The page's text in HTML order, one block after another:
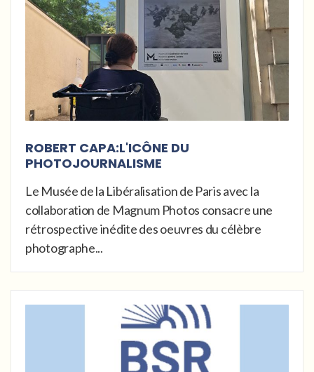
ROBERT CAPA:L'ICÔNE DU
PHOTOJOURNALISME
Le Musée de la Libéralisation de Paris avec la
collaboration de Magnum Photos consacre une
rétrospective inédite des oeuvres du célèbre
photographe...